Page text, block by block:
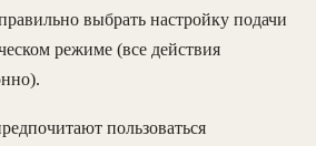
выбрать настройку подачи
режиме (все действия
пользоваться